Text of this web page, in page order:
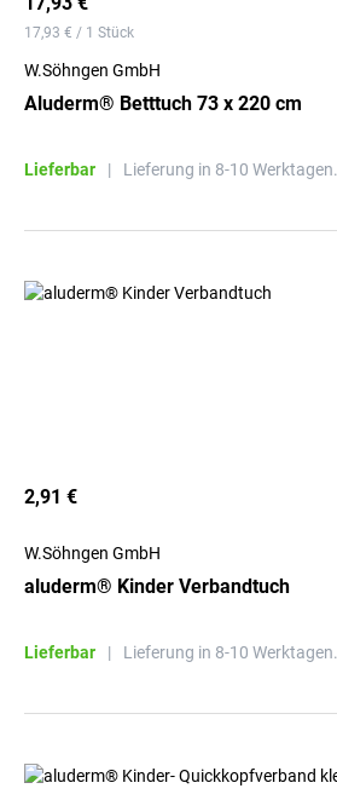
17,93 € / 1 Stück
W.Söhngen GmbH
Aluderm® Betttuch 73 x 220 cm
Lieferbar | Lieferung in 8-10 Werktagen.
2,91 €
W.Söhngen GmbH
aluderm® Kinder Verbandtuch
Lieferbar | Lieferung in 8-10 Werktagen.